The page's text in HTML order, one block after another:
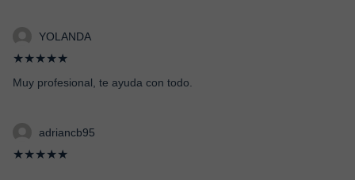
YOLANDA
★★★★★
Muy profesional, te ayuda con todo.
adriancb95
★★★★★